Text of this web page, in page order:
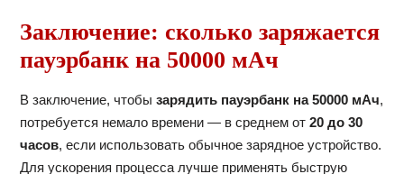
Заключение: сколько заряжается
пауэрбанк на 50000 мАч
В заключение, чтобы зарядить пауэрбанк на 50000 мАч,
потребуется немало времени — в среднем от 20 до 30
часов, если использовать обычное зарядное устройство.
Для ускорения процесса лучше применять быструю